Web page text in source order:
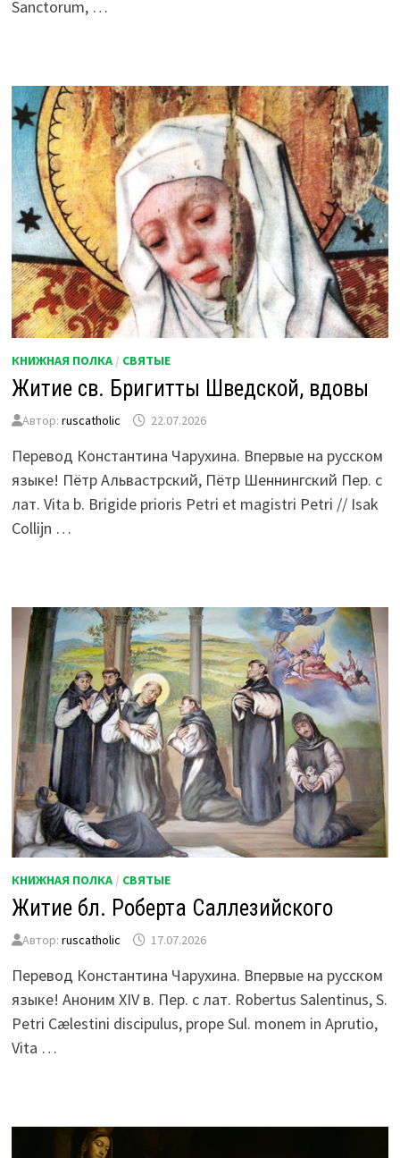
Sanctorum, …
КНИЖНАЯ ПОЛКА / СВЯТЫЕ
Житие св. Бригитты Шведской, вдовы
Автор:ruscatholic 22.07.2026
Перевод Константина Чарухина. Впервые на русском
языке! Пётр Альвастрский, Пётр Шеннингский Пер. с
лат. Vita b. Brigide prioris Petri et magistri Petri // Isak
Collijn …
КНИЖНАЯ ПОЛКА / СВЯТЫЕ
Житие бл. Роберта Саллезийского
Автор:ruscatholic 17.07.2026
Перевод Константина Чарухина. Впервые на русском
языке! Аноним XIV в. Пер. с лат. Robertus Salentinus, S.
Petri Cælestini discipulus, prope Sul. monem in Aprutio,
Vita …